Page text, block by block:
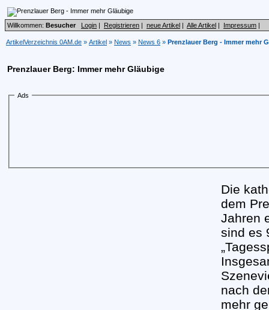
Willkommen: Besucher Login | Registrieren | neue Artikel | Alle Artikel | Impressum |
ArtikelVerzeichnis 0AM.de » Artikel » News » News 6 » Prenzlauer Berg - Immer mehr
Prenzlauer Berg: Immer mehr Gläubige
Ads
Die
dem
Jahren
sind es
nach
mehr